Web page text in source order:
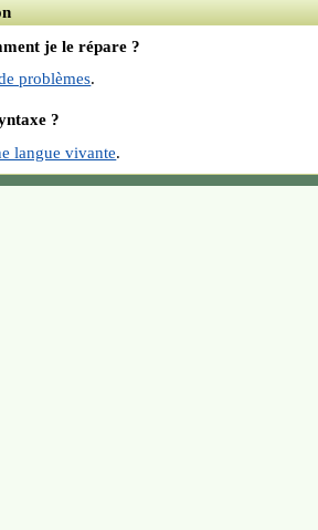
je le répare ?
problèmes.
?
langue vivante.